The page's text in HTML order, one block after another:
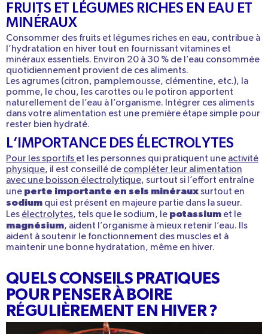
FRUITS ET LÉGUMES RICHES EN EAU ET
MINÉRAUX
Consommer des fruits et légumes riches en eau, contribue à
l’hydratation en hiver tout en fournissant vitamines et
minéraux essentiels. Environ 20 à 30 % de l’eau consommée
quotidiennement provient de ces aliments.
Les agrumes (citron, pamplemousse, clémentine, etc.), la
pomme, le chou, les carottes ou le potiron apportent
naturellement de l’eau à l’organisme. Intégrer ces aliments
dans votre alimentation est une première étape simple pour
rester bien hydraté.
L’IMPORTANCE DES ÉLECTROLYTES
Pour les sportifs et les personnes qui pratiquent une activité
physique, il est conseillé de compléter leur alimentation
avec une boisson électrolytique, surtout si l’effort entraîne
une perte importante en sels minérauxsurtout en
sodium qui est présent en majeure partie dans la sueur.
Les électrolytes, tels que lesodium, le potassium et le
magnésium, aident l’organisme à mieux retenir l’eau. Ils
aident à soutenir le fonctionnement des muscles et à
maintenir une bonne hydratation, même en hiver.
QUELS CONSEILS PRATIQUES
POUR PENSER À BOIRE
RÉGULIÈREMENT EN HIVER ?